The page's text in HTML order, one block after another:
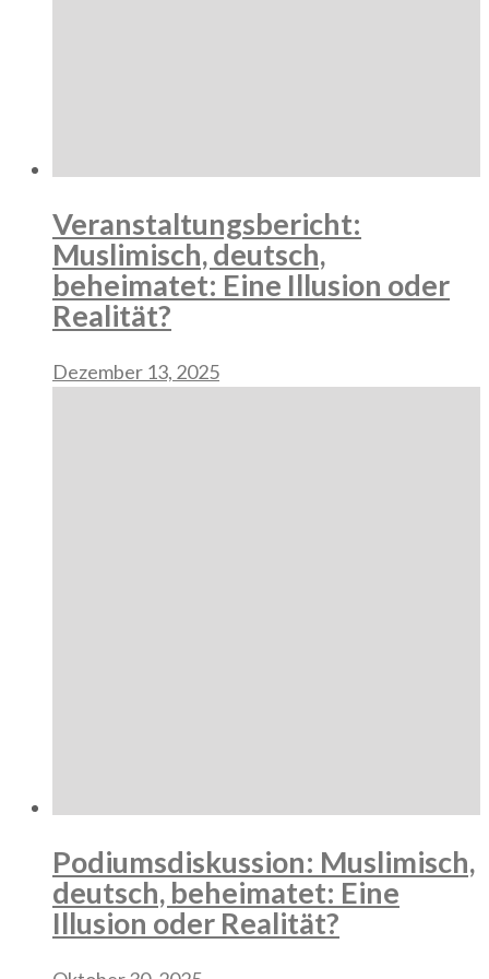
Veranstaltungsbericht:
Muslimisch, deutsch,
beheimatet: Eine Illusion oder
Realität?
Dezember 13, 2025
Podiumsdiskussion: Muslimisch,
deutsch, beheimatet: Eine
Illusion oder Realität?